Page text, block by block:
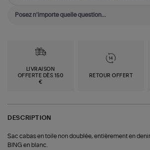
LIVRAISON
OFFERTE DÈS 150
€
RETOUR OFFERT
DESCRIPTION
Sac cabas en toile non doublée, entièrement en
BING en blanc.